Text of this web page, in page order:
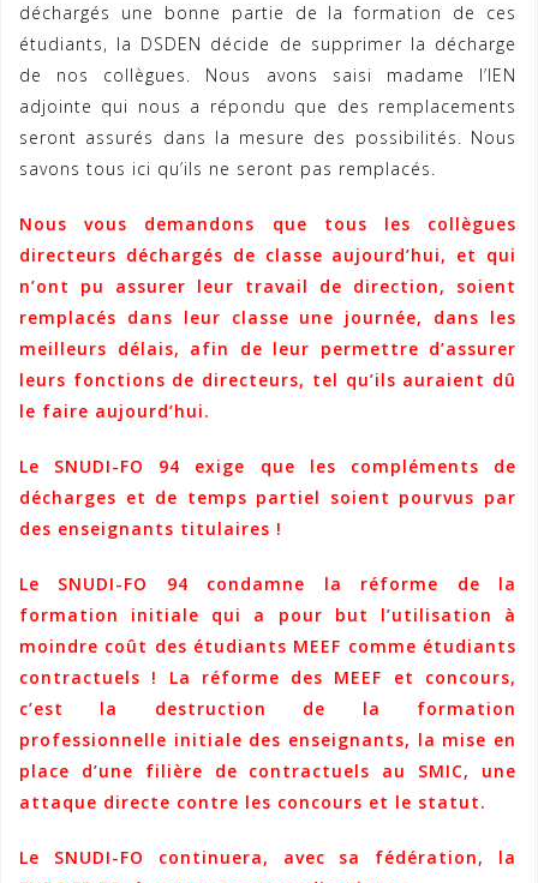
déchargés une bonne partie de la formation de ces
étudiants, la DSDEN décide de supprimer la décharge
de nos collègues. Nous avons saisi madame l’IEN
adjointe qui nous a répondu que des remplacements
seront assurés dans la mesure des possibilités. Nous
savons tous ici qu’ils ne seront pas remplacés.
Nous vous demandons que tous les collègues
directeurs déchargés de classe aujourd’hui, et qui
n’ont pu assurer leur travail de direction, soient
remplacés dans leur classe une journée, dans les
meilleurs délais, afin de leur permettre d’assurer
leurs fonctions de directeurs, tel qu’ils auraient dû
le faire aujourd’hui.
Le SNUDI-FO 94 exige que les compléments de
décharges et de temps partiel soient pourvus par
des enseignants titulaires !
Le SNUDI-FO 94 condamne la réforme de la
formation initiale qui a pour but l’utilisation à
moindre coût des étudiants MEEF comme étudiants
contractuels ! La réforme des MEEF et concours,
c’est la destruction de la formation
professionnelle initiale des enseignants, la mise en
place d’une filière de contractuels au SMIC, une
attaque directe contre les concours et le statut.
Le SNUDI-FO continuera, avec sa fédération, la